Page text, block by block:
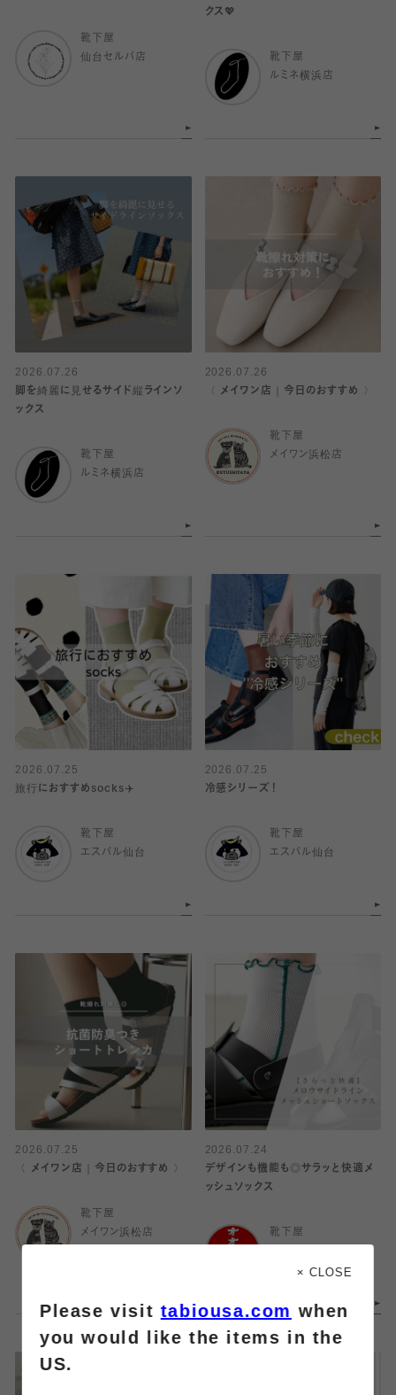
靴下屋
仙台セルバ店
クス💖
靴下屋
ルミネ横浜店
2026.07.26
脚を綺麗に見せるサイド縦ラインソ
ックス
靴下屋
ルミネ横浜店
2026.07.26
〈 メイワン店｜今日のおすすめ 〉
靴下屋
メイワン浜松店
2026.07.25
旅行におすすめsocks✈️
靴下屋
エスパル仙台
2026.07.25
冷感シリーズ！
靴下屋
エスパル仙台
2026.07.25
〈 メイワン店｜今日のおすすめ 〉
靴下屋
メイワン浜松店
2026.07.24
デザインも機能も◎サラッと快適メ
ッシュソックス
靴下屋
× CLOSE
Please visittabiousa.com when
you would like the items in the
US.